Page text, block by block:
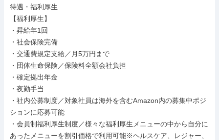
待遇・福利厚生
【福利厚生】
・昇給年1回
・社会保険完備
・交通費規定支給／月5万円まで
・団体生命保険／保険料全額会社負担
・確定拠出年金
・夜勤手当
・社内公募制度／対象社員は海外を含むAmazon内の募集中ポジ
ションに応募可能
・会員制福利厚生制度／様々な福利厚生メニューの中から自分に
あったメニューを割引価格で利用可能※ヘルスケア、レジャー、